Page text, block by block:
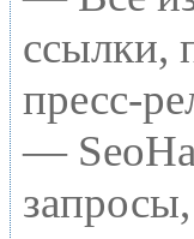
ссылки,
пресс-
—